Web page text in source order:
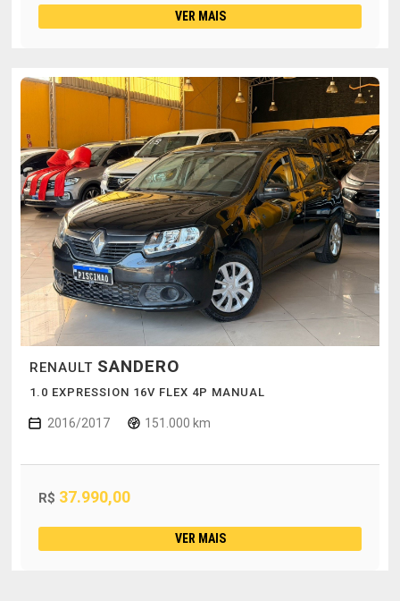
VER MAIS
RENAULT SANDERO
1.0 EXPRESSION 16V FLEX 4P MANUAL
2016/2017 151.000 km
R$ 37.990,00
VER MAIS